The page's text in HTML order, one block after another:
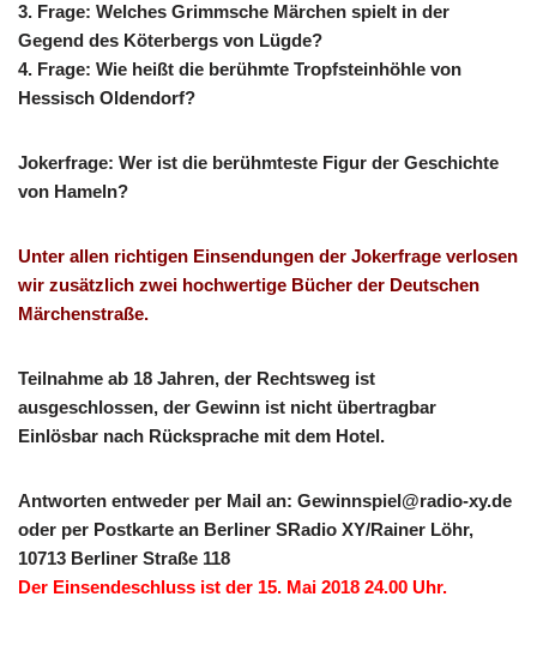
3. Frage: Welches Grimmsche Märchen spielt in der
Gegend des Köterbergs von Lügde?
4. Frage: Wie heißt die berühmte Tropfsteinhöhle von
Hessisch Oldendorf?
Jokerfrage: Wer ist die berühmteste Figur der Geschichte
von Hameln?
Unter allen richtigen Einsendungen der Jokerfrage verlosen
wir zusätzlich zwei hochwertige Bücher der Deutschen
Märchenstraße.
Teilnahme ab 18 Jahren, der Rechtsweg ist
ausgeschlossen, der Gewinn ist nicht übertragbar
Einlösbar nach Rücksprache mit dem Hotel.
Antworten entweder per Mail an: Gewinnspiel@radio-xy.de
oder per Postkarte an Berliner SRadio XY/Rainer Löhr,
10713 Berliner Straße 118
Der Einsendeschluss ist der 15. Mai 2018 24.00 Uhr.